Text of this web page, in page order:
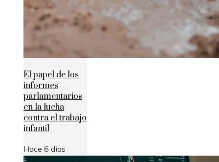
El papel de los
informes
parlamentarios
en la lucha
contra el trabajo
infantil
Hace 6 días